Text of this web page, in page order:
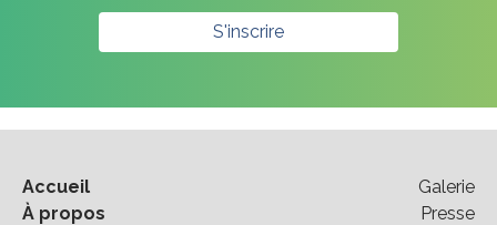
S'inscrire
Accueil
À propos
Galerie
Presse